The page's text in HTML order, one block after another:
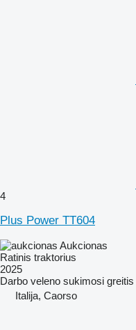
4
Plus Power TT604
Aukcionas
Ratinis traktorius
2025
Darbo veleno sukimosi greitis
Italija, Caorso